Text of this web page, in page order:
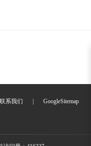
联系我们 GoogleSitemap